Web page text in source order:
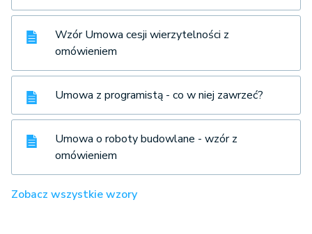
Wzór Umowa cesji wierzytelności z
omówieniem
Umowa z programistą - co w niej zawrzeć?
Umowa o roboty budowlane - wzór z
omówieniem
Zobacz wszystkie wzory